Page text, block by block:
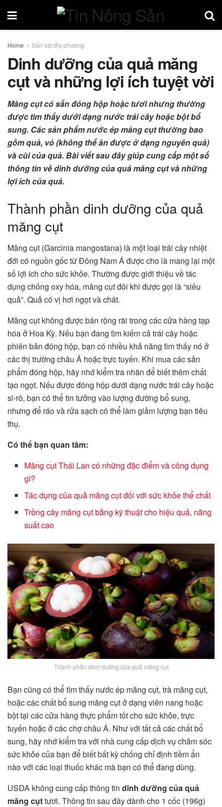
Home Sản vật địa phương
Dinh dưỡng của quả măng
cụt và những lợi ích tuyệt vời
Măng cụt có sẵn đóng hộp hoặc tươi nhưng thường
được tìm thấy dưới dạng nước trái cây hoặc bột bổ
sung. Các sản phẩm nước ép măng cụt thường bao
gồm quả, vỏ (không thể ăn được ở dạng nguyên quả)
và cùi của quả. Bài viết sau đây giúp cung cấp một số
thông tin về dinh dưỡng của quả măng cụt và những
lợi ích của quả.
Thành phần dinh dưỡng của quả
măng cụt
Măng cụt (Garcinia mangostana) là một loại trái cây nhiệt
đới có nguồn gốc từ Đông Nam Á được cho là mang lại một
số lợi ích cho sức khỏe. Thường được giới thiệu về tác
dụng chống oxy hóa, măng cụt đôi khi được gọi là “siêu
quả”. Quả có vị hơi ngọt và chát.
Măng cụt không được bán rộng rãi trong các cửa hàng tạp
hóa ở Hoa Kỳ. Nếu bạn đang tìm kiếm cả trái cây hoặc
phiên bản đóng hộp, bạn có nhiều khả năng tìm thấy nó ở
các thị trường châu Á hoặc trực tuyến. Khi mua các sản
phẩm đóng hộp, hãy nhớ kiểm tra nhãn để biết thêm chất
tạo ngọt. Nếu được đóng hộp dưới dạng nước trái cây hoặc
si-rô, bạn có thể tin tưởng vào lượng đường bổ sung,
nhưng để ráo và rửa sạch có thể làm giảm lượng bạn tiêu
thụ.
Có thể bạn quan tâm:
Măng cụt Thái Lan có những đặc điểm và công dụng
gì?
Tác dụng của quả măng cụt đối với sức khỏe thể chất
Trồng cây măng cụt bằng kỹ thuật cho hiệu quả, năng
suất cao
Thành phần dinh dưỡng của quả măng cụt
Bạn cũng có thể tìm thấy nước ép măng cụt, trà măng cụt,
hoặc các chất bổ sung măng cụt ở dạng viên nang hoặc
bột tại các cửa hàng thực phẩm tốt cho sức khỏe, trực
tuyến hoặc ở các chợ châu Á. Như với tất cả các chất bổ
sung, hãy nhớ kiểm tra với nhà cung cấp dịch vụ chăm sóc
sức khỏe của bạn để biết bất kỳ chống chỉ định tiềm ẩn
nào với các loại thuốc khác mà bạn có thể đang dùng.
USDA không cung cấp thông tin dinh dưỡng của quả
măng cụttươi. Thông tin sau đây dành cho 1 cốc (196g)